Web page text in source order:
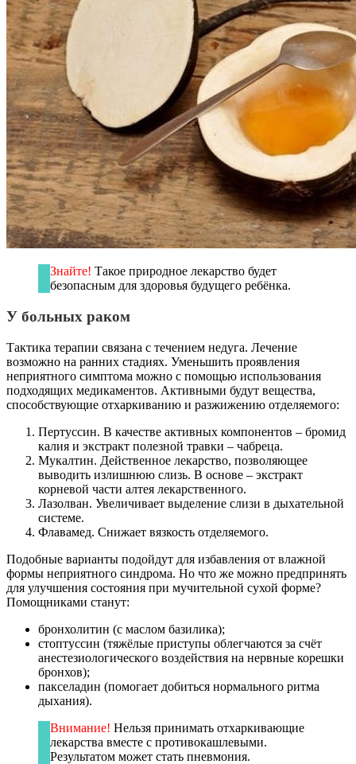
Знайте! Такое природное лекарство будет
безопасным для здоровья будущего ребёнка.
У больных раком
Тактика терапии связана с течением недуга. Лечение
возможно на ранних стадиях. Уменьшить проявления
неприятного симптома можно с помощью использования
подходящих медикаментов. Активными будут вещества,
способствующие отхаркиванию и разжижению отделяемого:
Пертуссин. В качестве активных компонентов – бромид
калия и экстракт полезной травки – чабреца.
Мукалтин. Действенное лекарство, позволяющее
выводить излишнюю слизь. В основе – экстракт
корневой части алтея лекарственного.
Лазолван. Увеличивает выделение слизи в дыхательной
системе.
Флавамед. Снижает вязкость отделяемого.
Подобные варианты подойдут для избавления от влажной
формы неприятного синдрома. Но что же можно предпринять
для улучшения состояния при мучительной сухой форме?
Помощниками станут:
бронхолитин (с маслом базилика);
стоптуссин (тяжёлые приступы облегчаются за счёт
анестезиологического воздействия на нервные корешки
бронхов);
пакселадин (помогает добиться нормального ритма
дыхания).
Внимание! Нельзя принимать отхаркивающие
лекарства вместе с противокашлевыми.
Результатом может стать пневмония.